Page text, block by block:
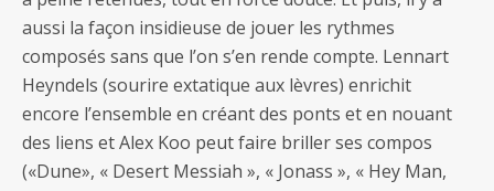
aussi la façon insidieuse de jouer les rythmes
composés sans que l’on s’en rende compte. Lennart
Heyndels (sourire extatique aux lèvres) enrichit
encore l’ensemble en créant des ponts et en nouant
des liens et Alex Koo peut faire briller ses compos
(«Dune», « Desert Messiah », « Jonass », « Hey Man,